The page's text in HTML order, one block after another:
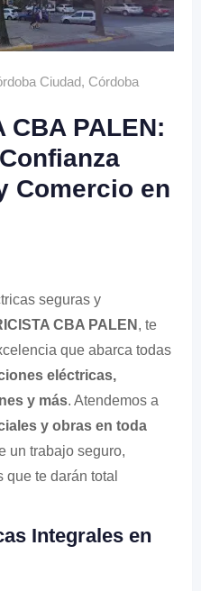
Ciudad, Córdoba
CBA PALEN:
Comercio en
seguras y
CBA PALEN , te
que abarca todas
eléctricas,
y más. Atendemos a
y obras en toda
un trabajo seguro,
te darán total
Integrales en